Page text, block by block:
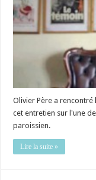
Olivier Père a rencontré
cet entretien sur l'une
paroissien.
Lire la suite »